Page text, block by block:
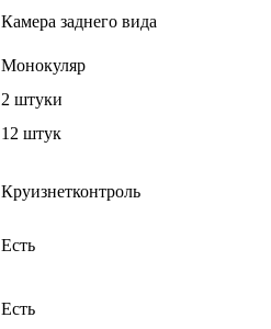
Камера заднего вида
Монокуляр
2 штуки
12 штук
Круизнетконтроль
Есть
Есть